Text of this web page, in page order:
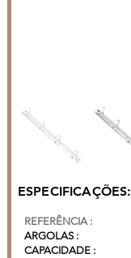
ESPECIFICAÇÕES:
REFERÊNCIA :
ARGOLAS :
CAPACIDADE :